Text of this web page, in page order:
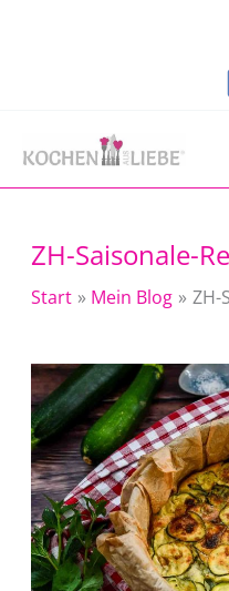
ZH-Saisonale-
Start Mein Blog ZH-